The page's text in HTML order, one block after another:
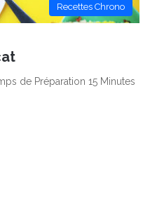
Recettes Chrono
de Préparation 15 Minutes